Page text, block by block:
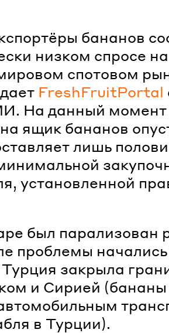
бананов
низком спросе
спотовом
FreshFruitPortal
На данный момент
ящик бананов
лишь
установленной
был парализован
проблемы
Турция закрыла
и Сирией (бананы
в Турции).